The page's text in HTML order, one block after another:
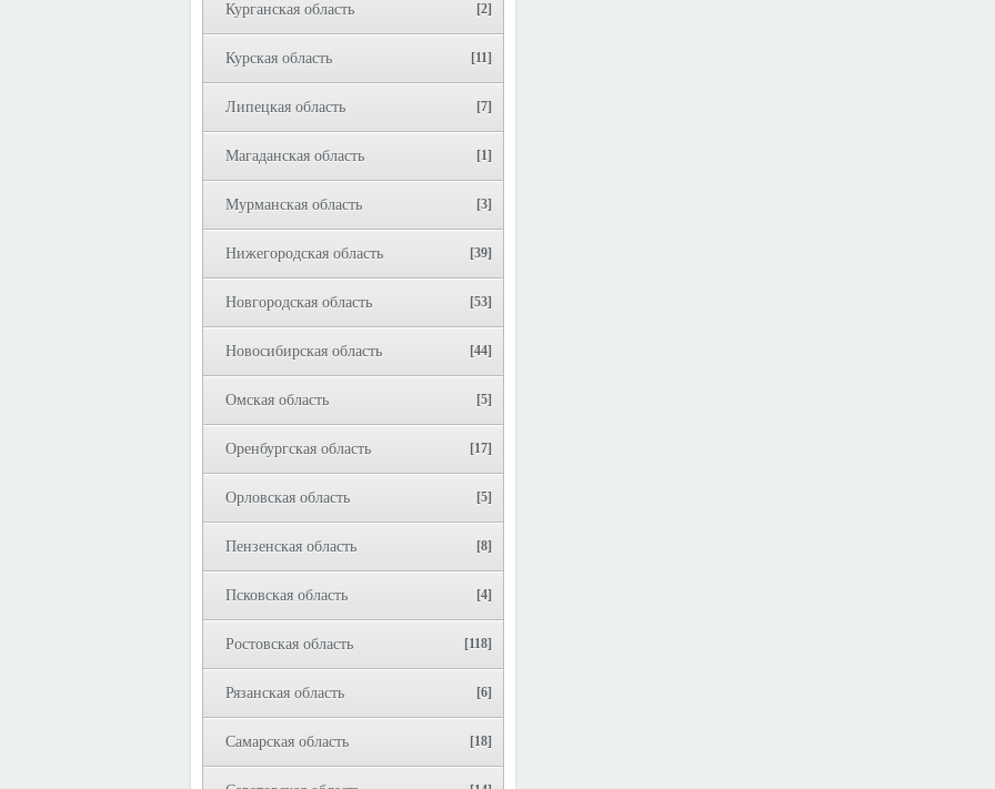
Курганская область [2]
Курская область [11]
Липецкая область [7]
Магаданская область [1]
Мурманская область [3]
Нижегородская область [39]
Новгородская область [53]
Новосибирская область [44]
Омская область [5]
Оренбургская область [17]
Орловская область [5]
Пензенская область [8]
Псковская область [4]
Ростовская область [118]
Рязанская область [6]
Самарская область [18]